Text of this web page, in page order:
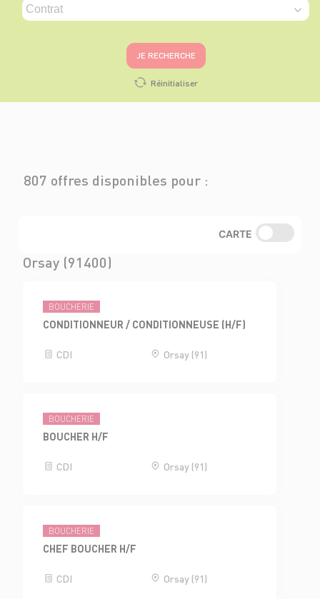
JE RECHERCHE
Réinitialiser
807 offres disponibles pour :
CARTE
Orsay (91400)
BOUCHERIE
CONDITIONNEUR / CONDITIONNEUSE (H/F)
CDI Orsay (91)
BOUCHERIE
BOUCHER H/F
CDI Orsay (91)
BOUCHERIE
CHEF BOUCHER H/F
CDI Orsay (91)